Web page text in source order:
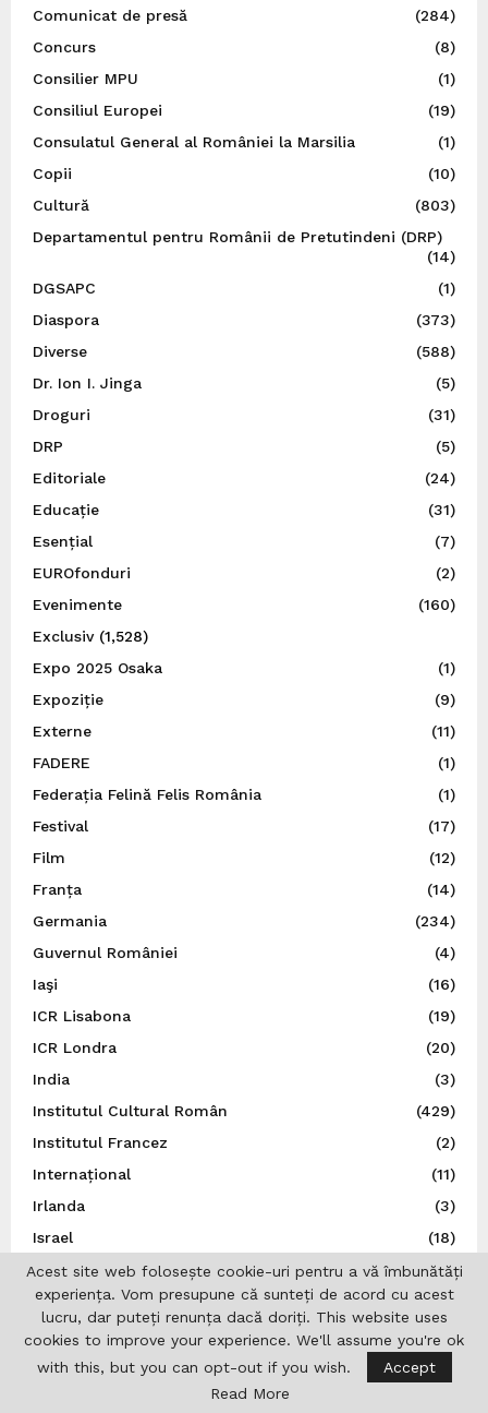
Comunicat de presă
(284)
Concurs
(8)
Consilier MPU
(1)
Consiliul Europei
(19)
Consulatul General al României la Marsilia
(1)
Copii
(10)
Cultură
(803)
Departamentul pentru Românii de Pretutindeni (DRP)
(14)
DGSAPC
(1)
Diaspora
(373)
Diverse
(588)
Dr. Ion I. Jinga
(5)
Droguri
(31)
DRP
(5)
Editoriale
(24)
Educație
(31)
Esențial
(7)
EUROfonduri
(2)
Evenimente
(160)
Exclusiv(1,528)
Expo 2025 Osaka
(1)
Expoziție
(9)
Externe
(11)
FADERE
(1)
Federația Felină Felis România
(1)
Festival
(17)
Film
(12)
Franța
(14)
Germania
(234)
Guvernul României
(4)
Iaşi
(16)
ICR Lisabona
(19)
ICR Londra
(20)
India
(3)
Institutul Cultural Român
(429)
Institutul Francez
(2)
Internațional
(11)
Irlanda
(3)
Israel
(18)
Istorie
(43)
Italia
(79)
Japonia
Jurnalistică
(7)
Liga Scriitorilor Români
Acest site web folosește cookie-uri pentru a vă îmbunătăți
experiența. Vom presupune că sunteți de acord cu acest
lucru, dar puteți renunța dacă doriți. This website uses
cookies to improve your experience. We'll assume you're ok
with this, but you can opt-out if you wish.
Accept
Read More